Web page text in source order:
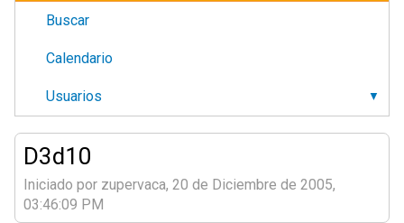
Buscar
Calendario
Usuarios
D3d10
Iniciado por zupervaca, 20 de Diciembre de 2005,
03:46:09 PM